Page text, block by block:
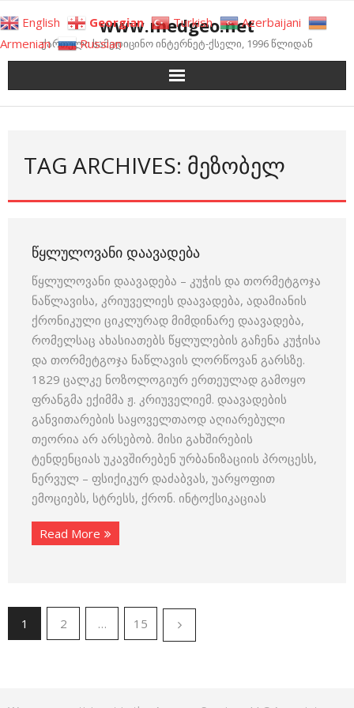
to
content
www.medgeo.net
ქართული სამედიცინო ინტერნეტ-ქსელი, 1996 წლიდან
TAG ARCHIVES: ᲛᲔᲖᲝᲑᲔᲚ
ᲬᲧᲚᲣᲚᲝᲕᲐᲜᲘ ᲓᲐᲐᲕᲐᲓᲔᲑᲐ
წყლულოვანი დაავადება – კუჭის და თორმეტგოჯა
ნაწლავისა, კრიუველიეს დაავადება, ადამიანის
ქრონიკული ციკლურად მიმდინარე დაავადება,
რომელსაც ახასიათებს წყლულების გაჩენა კუჭისა
და თორმეტგოჯა ნაწლავის ლორწოვან გარსზე.
1829 ცალკე ნოზოლოგიურ ერთეულად გამოყო
ფრანგმა ექიმმა ჟ. კრიუველიემ. დაავადების
განვითარების საყოველთაოდ აღიარებული
თეორია არ არსებობ. მისი გახშირების
ტენდენციას უკავშირებენ ურბანიზაციის პროცესს,
ნერვულ – ფსიქიკურ დაძაბვას, უარყოფით
ემოციებს, სტრესს, ქრონ. ინტოქსიკაციას
Read More
1 2 … 15
English Georgian Turkish
Azerbaijani
Armenian
Russian